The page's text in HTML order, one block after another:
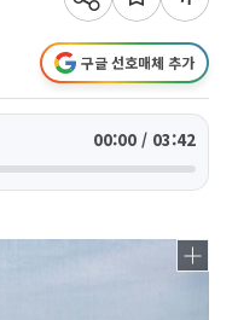
구글 선호매체 추가
00:00 / 03:42